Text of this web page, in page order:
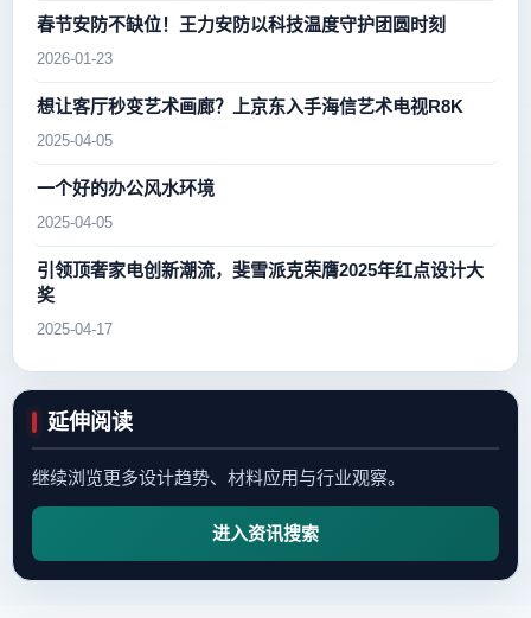
春节安防不缺位！王力安防以科技温度守护团圆时刻
2026-01-23
想让客厅秒变艺术画廊？上京东入手海信艺术电视R8K
2025-04-05
一个好的办公风水环境
2025-04-05
引领顶奢家电创新潮流，斐雪派克荣膺2025年红点设计大
奖
2025-04-17
延伸阅读
继续浏览更多设计趋势、材料应用与行业观察。
进入资讯搜索